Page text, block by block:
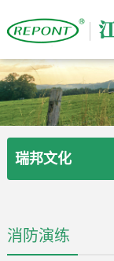
瑞邦文化
消防演练